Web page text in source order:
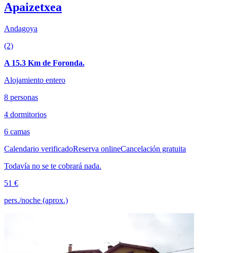
Apaizetxea
Andagoya
(2)
A 15.3 Km de Foronda.
Alojamiento entero
8 personas
4 dormitorios
6 camas
Calendario verificadoReserva onlineCancelación gratuita
Todavía no se te cobrará nada.
51 €
pers./noche (aprox.)